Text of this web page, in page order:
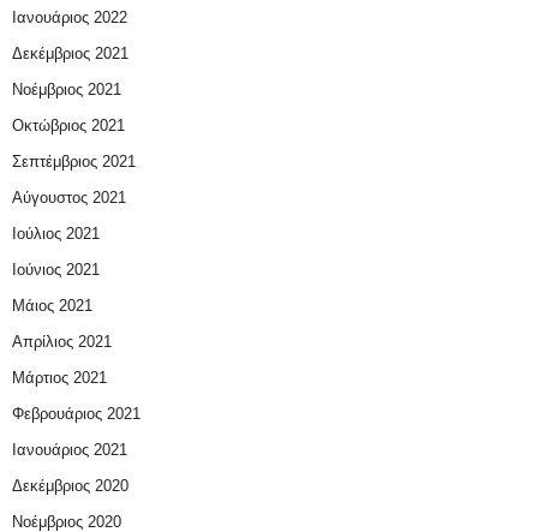
Ιανουάριος 2022
Δεκέμβριος 2021
Νοέμβριος 2021
Οκτώβριος 2021
Σεπτέμβριος 2021
Αύγουστος 2021
Ιούλιος 2021
Ιούνιος 2021
Μάιος 2021
Απρίλιος 2021
Μάρτιος 2021
Φεβρουάριος 2021
Ιανουάριος 2021
Δεκέμβριος 2020
Νοέμβριος 2020